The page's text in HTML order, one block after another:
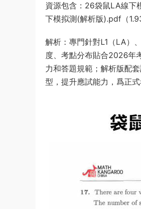
資源包含：26袋鼠LA線下
下模拟測(解析版).pdf（
解析：專門針對L1（LA）
度、考點分布貼合2026年
力和答題規範；解析版配
型，提升應試能力，爲正式